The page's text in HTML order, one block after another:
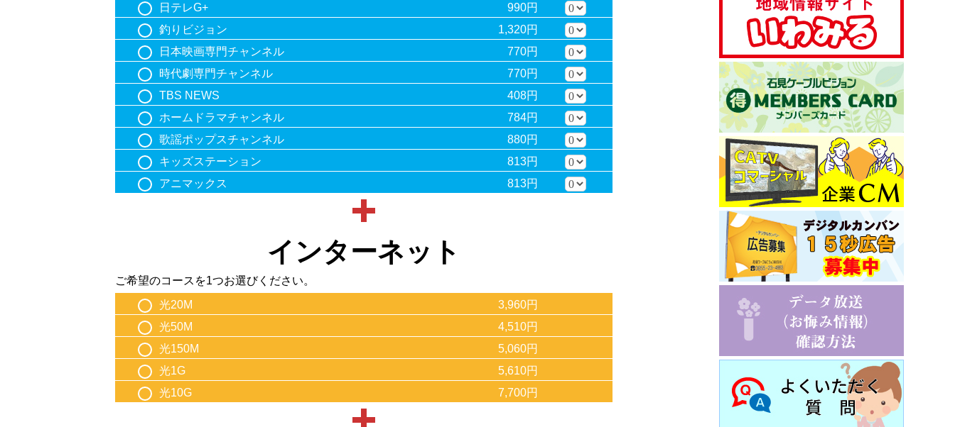
日テレG+
990円
釣りビジョン
1,320円
日本映画専門チャンネル
770円
時代劇専門チャンネル
770円
TBS NEWS
408円
ホームドラマチャンネル
784円
歌謡ポップスチャンネル
880円
キッズステーション
813円
アニマックス
813円
インターネット
ご希望のコースを1つお選びください。
光20M
3,960円
光50M
4,510円
光150M
5,060円
光1G
5,610円
光10G
7,700円